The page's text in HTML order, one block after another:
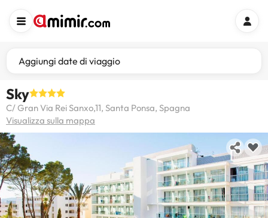
Aggiungi date di viaggio
Sky
C/ Gran Via Rei Sanxo,11, Santa Ponsa, Spagna
Visualizza sulla mappa